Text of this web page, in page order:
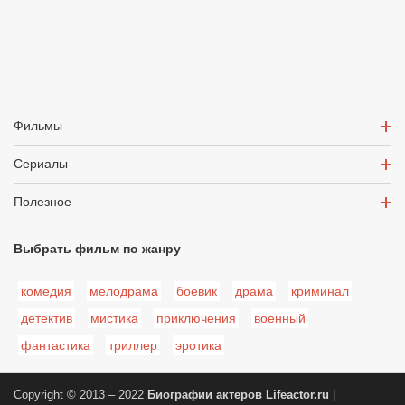
Фильмы
Сериалы
Полезное
Выбрать фильм по жанру
комедия мелодрама боевик драма
криминал
детектив
мистика приключения
военный
фантастика
триллер эротика
Copyright © 2013 – 2022 Биографии актеров Lifeactor.ru